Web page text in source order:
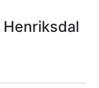
Henriksdal